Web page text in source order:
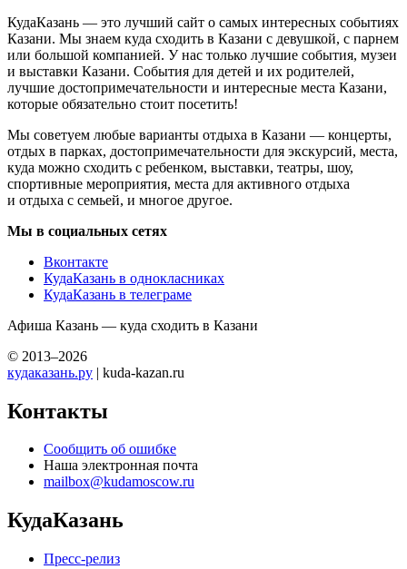
КудаКазань — это лучший сайт о самых интересных событиях
Казани. Мы знаем куда сходить в Казани с девушкой, с парнем
или большой компанией. У нас только лучшие события, музеи
и выставки Казани. События для детей и их родителей,
лучшие достопримечательности и интересные места Казани,
которые обязательно стоит посетить!
Мы советуем любые варианты отдыха в Казани — концерты,
отдых в парках, достопримечательности для экскурсий, места,
куда можно сходить с ребенком, выставки, театры, шоу,
спортивные мероприятия, места для активного отдыха
и отдыха с семьей, и многое другое.
Мы в социальных сетях
Вконтакте
КудаКазань в однокласниках
КудаКазань в телеграме
Афиша Казань — куда сходить в Казани
© 2013–2026
кудаказань.ру | kuda-kazan.ru
Контакты
Сообщить об ошибке
Наша электронная почта
mailbox@kudamoscow.ru
КудаКазань
Пресс-релиз